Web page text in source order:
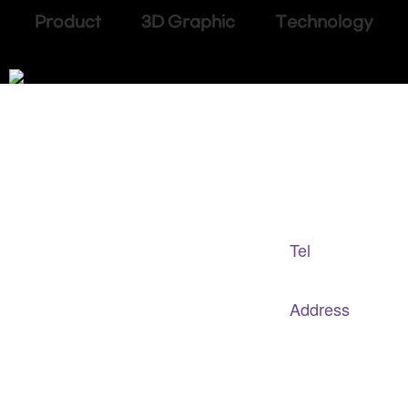
Product 3D Graphic Technology
Tel
Address